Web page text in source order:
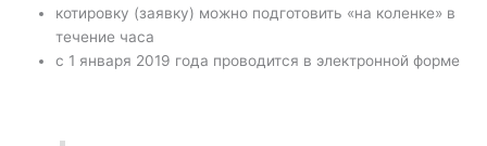
котировку (заявку) можно подготовить «на коленке» в
течение часа
с 1 января 2019 года проводится в электронной форме